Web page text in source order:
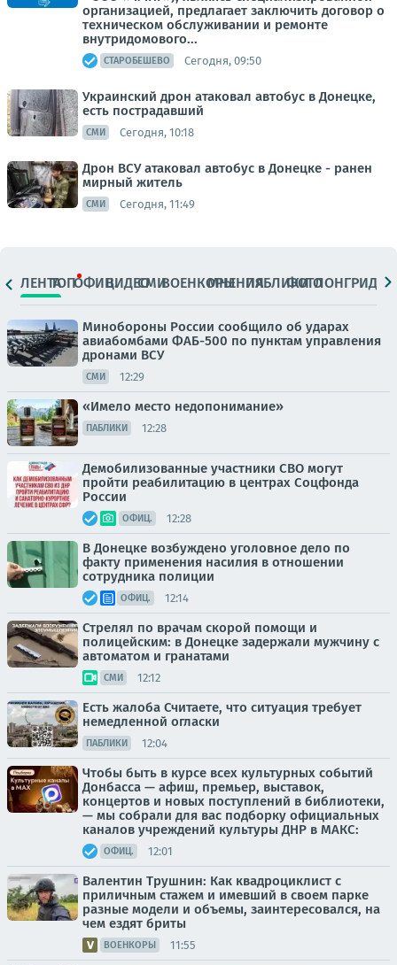
организацией, предлагает заключить договор о
техническом обслуживании и ремонте
внутридомового...
СТАРОБЕШЕВО Сегодня, 09:50
Украинский дрон атаковал автобус в Донецке,
есть пострадавший
СМИ Сегодня, 10:18
Дрон ВСУ атаковал автобус в Донецке - ранен
мирный житель
СМИ Сегодня, 11:49
ЛЕНТАТОПОФИЦ.ВИДЕОСМИВОЕНКОРЫМНЕНИЯПАБЛИКИ
ФОТОЛОНГРИДЫ
Минобороны России сообщило об ударах
авиабомбами ФАБ-500 по пунктам управления
дронами ВСУ
СМИ 12:29
«Имело место недопонимание»
ПАБЛИКИ 12:28
Демобилизованные участники СВО могут
пройти реабилитацию в центрах Соцфонда
России
ОФИЦ. 12:28
В Донецке возбуждено уголовное дело по
факту применения насилия в отношении
сотрудника полиции
ОФИЦ. 12:14
Стрелял по врачам скорой помощи и
полицейским: в Донецке задержали мужчину с
автоматом и гранатами
СМИ 12:12
Есть жалоба Считаете, что ситуация требует
немедленной огласки
ПАБЛИКИ 12:04
Чтобы быть в курсе всех культурных событий
Донбасса — афиш, премьер, выставок,
концертов и новых поступлений в библиотеки,
— мы собрали для вас подборку официальных
каналов учреждений культуры ДНР в МАКС:
ОФИЦ. 12:01
Валентин Трушнин: Как квадроциклист с
приличным стажем и имевший в своем парке
разные модели и объемы, заинтересовался, на
чем ездят бриты
ВОЕНКОРЫ 11:55